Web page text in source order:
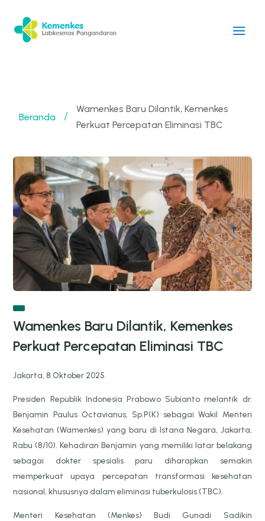
Beranda /
Wamenkes Baru Dilantik, Kemenkes
Perkuat Percepatan Eliminasi TBC
Wamenkes Baru Dilantik, Kemenkes
Perkuat Percepatan Eliminasi TBC
Jakarta, 8 Oktober 2025
Presiden Republik Indonesia Prabowo Subianto melantik dr.
Benjamin Paulus Octavianus, Sp.P(K) sebagai Wakil Menteri
Kesehatan (Wamenkes) yang baru di Istana Negara, Jakarta,
Rabu (8/10). Kehadiran Benjamin yang memiliki latar belakang
sebagai dokter spesialis paru diharapkan semakin
memperkuat upaya percepatan transformasi kesehatan
nasional, khususnya dalam eliminasi tuberkulosis (TBC).
Menteri Kesehatan (Menkes) Budi Gunadi Sadikin